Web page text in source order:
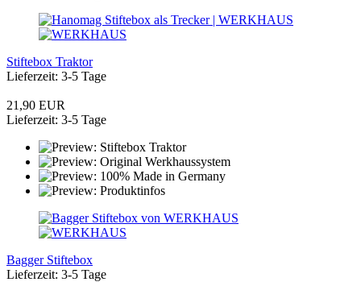
Stiftebox Traktor
Lieferzeit: 3-5 Tage
21,90 EUR
Lieferzeit: 3-5 Tage
Bagger Stiftebox
Lieferzeit: 3-5 Tage